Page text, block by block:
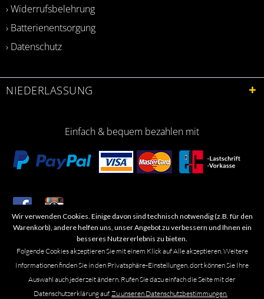
› Widerrufsbelehrung
› Batterienentsorgung
› Datenschutz
NIEDERLASSUNG
Einfach & bequem bezahlen mit
​Letzte Aktualisierung: 06.2026
Marken- oder Warenzeichen werden in der Regel nicht als solche kenntlich
gemacht. Das Fehlen einer solchen Kennzeichnung bedeutet nicht, dass es
Wir verwenden Cookies. Einige davon sind technisch notwendig (z.B. für den
Warenkorb), andere helfen uns, unser Angebot zu verbessern und Ihnen ein
besseres Nutzererlebnis zu bieten.
Folgende Cookies akzeptieren Sie mit einem Klick auf Alle akzeptieren. Weitere
Informationen finden Sie in den Privatsphäre-Einstellungen, dort können Sie Ihre
Auswahl auch jederzeit ändern. Rufen Sie dazu einfach die Seite mit der
Datenschutzerklärung auf.Zu unseren Datenschutzbestimmungen.